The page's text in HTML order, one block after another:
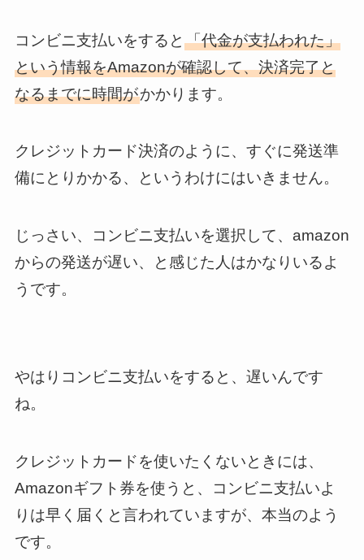
コンビニ支払いをすると 「代金が支払われた」
という情報をAmazonが確認して、決済完了と
なるまでに時間がかかります。
クレジットカード決済のように、すぐに発送準
備にとりかかる、というわけにはいきません。
じっさい、コンビニ支払いを選択して、amazon
からの発送が遅い、と感じた人はかなりいるよ
うです。
やはりコンビニ支払いをすると、遅いんです
ね。
クレジットカードを使いたくないときには、
Amazonギフト券を使うと、コンビニ支払いよ
りは早く届くと言われていますが、本当のよう
です。